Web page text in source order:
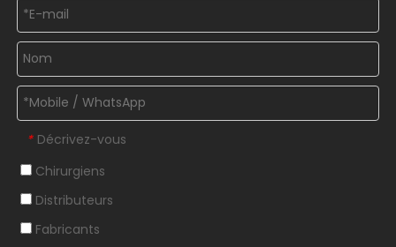
* Décrivez-vous
Chirurgiens
Distributeurs
Fabricants